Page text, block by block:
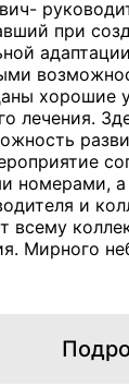
при
хорошие
лечения.
номерами,
и
всему
Мирного